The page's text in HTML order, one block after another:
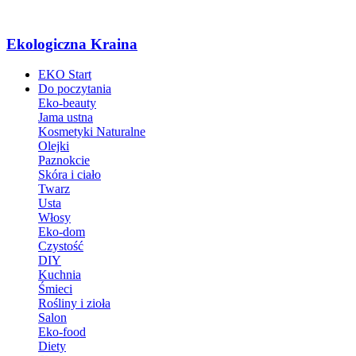
Ekologiczna Kraina
EKO Start
Do poczytania
Eko-beauty
Jama ustna
Kosmetyki Naturalne
Olejki
Paznokcie
Skóra i ciało
Twarz
Usta
Włosy
Eko-dom
Czystość
DIY
Kuchnia
Śmieci
Rośliny i zioła
Salon
Eko-food
Diety